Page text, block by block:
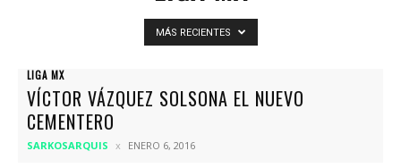
MÁS RECIENTES
LIGA MX
VÍCTOR VÁZQUEZ SOLSONA EL NUEVO
CEMENTERO
SARKOSARQUIS ENERO 6, 2016